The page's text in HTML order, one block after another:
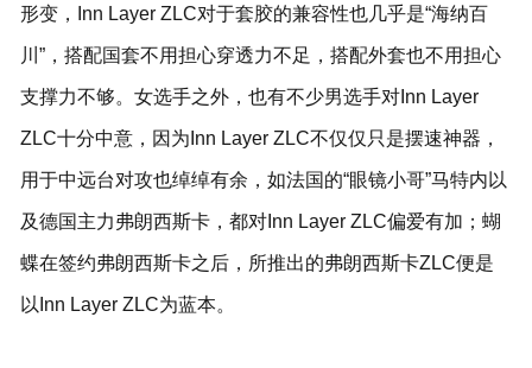
形变，Inn Layer ZLC对于套胶的兼容性也几乎是“海纳百
川”，搭配国套不用担心穿透力不足，搭配外套也不用担心
支撑力不够。女选手之外，也有不少男选手对Inn Layer
ZLC十分中意，因为Inn Layer ZLC不仅仅只是摆速神器，
用于中远台对攻也绰绰有余，如法国的“眼镜小哥”马特内以
及德国主力弗朗西斯卡，都对Inn Layer ZLC偏爱有加；蝴
蝶在签约弗朗西斯卡之后，所推出的弗朗西斯卡ZLC便是
以Inn Layer ZLC为蓝本。